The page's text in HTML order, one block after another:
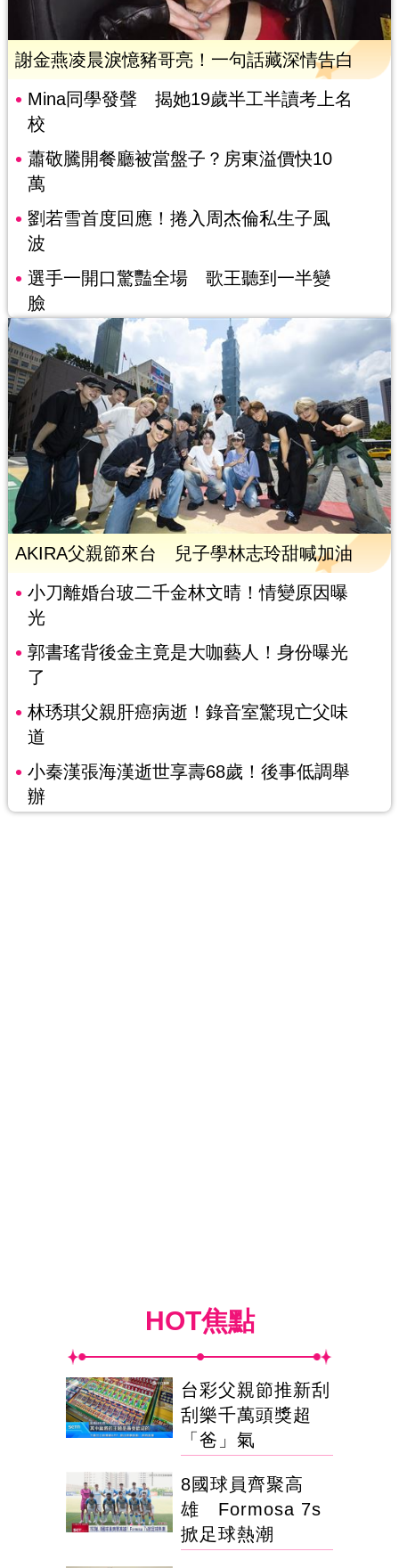
謝金燕凌晨淚憶豬哥亮！一句話藏深情告白
Mina同學發聲 揭她19歲半工半讀考上名
校
蕭敬騰開餐廳被當盤子？房東溢價快10
萬
劉若雪首度回應！捲入周杰倫私生子風
波
選手一開口驚豔全場 歌王聽到一半變
臉
AKIRA父親節來台 兒子學林志玲甜喊加油
小刀離婚台玻二千金林文晴！情變原因曝
光
郭書瑤背後金主竟是大咖藝人！身份曝光
了
林琇琪父親肝癌病逝！錄音室驚現亡父味
道
小秦漢張海漢逝世享壽68歲！後事低調舉
辦
HOT焦點
台彩父親節推新刮
刮樂千萬頭獎超
「爸」氣
8國球員齊聚高
雄 Formosa 7s
掀足球熱潮